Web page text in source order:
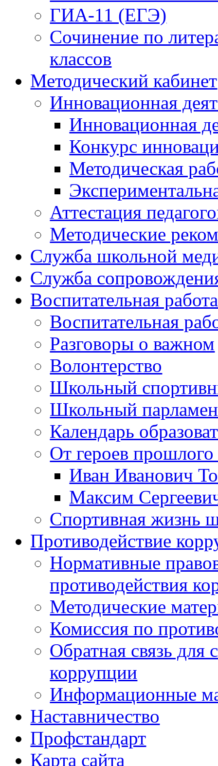
ГИА-11 (ЕГЭ)
Сочинение по
классов
Методический кабинет
Инновационная
Инновационная
Конкурс
Методическая
Аттестация
Методические
Служба школьной
Служба
Воспитательная работа
Воспитательная
Разговоры о важном
Волонтерство
Школьный
Школьный
Календарь
От героев
Иван Иванович
Максим
Спортивная жизнь
Противодействие
Нормативные
противодействия
Методические
Комиссия по
Обратная связь
коррупции
Информационные
Наставничество
Профстандарт
Карта сайта